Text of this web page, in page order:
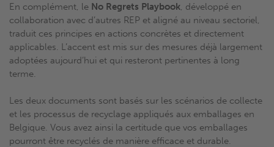
En complément, le No Regrets Playbook, développé en
collaboration avec d’autres REP et aligné au niveau sectoriel,
traduit ces principes en actions concrètes et directement
applicables. L’accent est mis sur des mesures déjà largement
adoptées aujourd’hui et qui resteront pertinentes à long
terme.
Les deux documents sont basés sur les scénarios de collecte
et les processus de recyclage appliqués aux emballages en
Belgique. Vous avez ainsi la certitude que vos emballages
pourront être recyclés de manière efficace et durable.